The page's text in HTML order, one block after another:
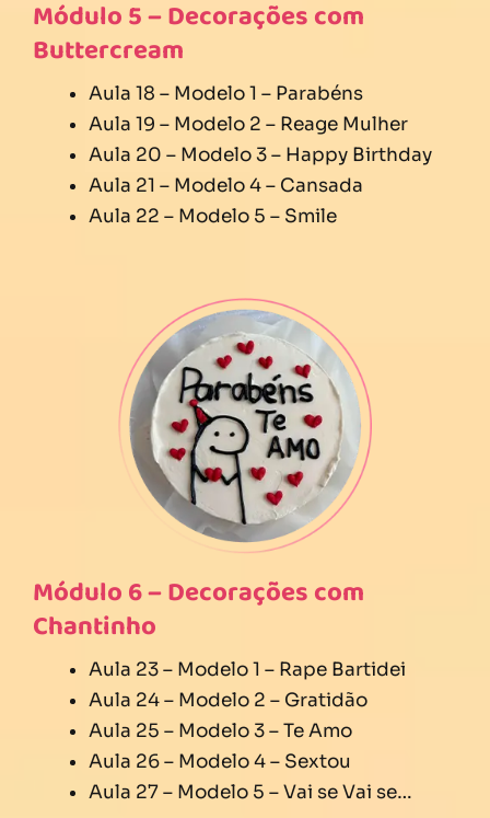
Módulo 5 – Decorações com
Buttercream
Aula 18 – Modelo 1 – Parabéns
Aula 19 – Modelo 2 – Reage Mulher
Aula 20 – Modelo 3 – Happy Birthday
Aula 21 – Modelo 4 – Cansada
Aula 22 – Modelo 5 – Smile
Módulo 6 – Decorações com
Chantinho
Aula 23 – Modelo 1 – Rape Bartidei
Aula 24 – Modelo 2 – Gratidão
Aula 25 – Modelo 3 – Te Amo
Aula 26 – Modelo 4 – Sextou
Aula 27 – Modelo 5 – Vai se Vai se…